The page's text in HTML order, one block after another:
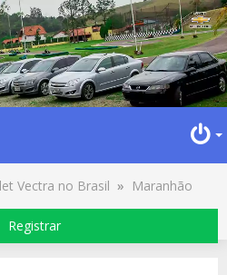
Vectra no Brasil » Maranhão
Registrar